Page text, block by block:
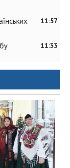
11:57
11:33